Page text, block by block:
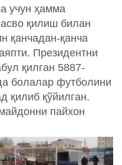
учун ҳамма
қилиш билан
қанчадан-қанча
Президентни
қилган 5887-
болалар футболини
қилиб қўйилган.
пайхон